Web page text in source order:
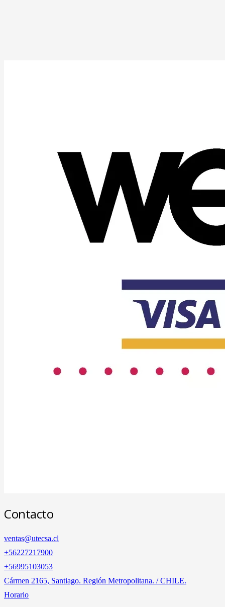
Contacto
ventas@utecsa.cl
+56227217900
‎+56995103053
Cármen 2165, Santiago. Región Metropolitana. / CHILE.
Horario